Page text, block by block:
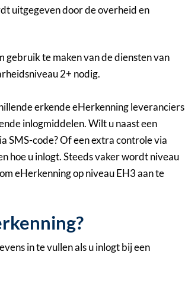
uitgegeven door de overheid en
gebruik te maken van de diensten van
2+ nodig.
erkende eHerkenning leveranciers
inlogmiddelen. Wilt u naast een
SMS-code? Of een extra controle via
hoe u inlogt. Steeds vaker wordt niveau
eHerkenning op niveau EH3 aan te
in te vullen als u inlogt bij een